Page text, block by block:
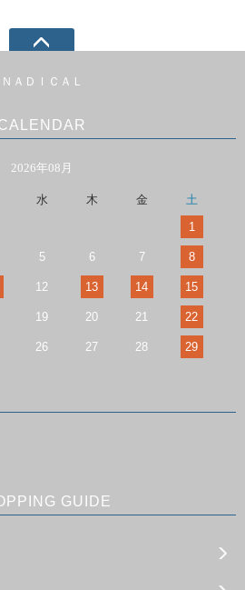
ＮＡＤＩＣＡＬ
2026年08月
水 木 金
土
1
5 6 7 8
12 13 14 15
19 20 21 22
26 27 28 29
GUIDE